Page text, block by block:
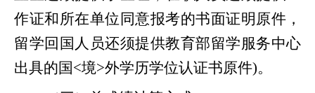
作证和所在单位同意报考的书面证明原件，
留学回国人员还须提供教育部留学服务中心
出具的国<境>外学历学位认证书原件)。